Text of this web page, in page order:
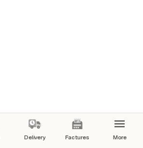
Delivery Factures More